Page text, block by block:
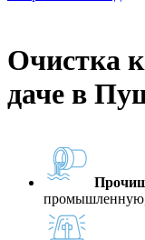
Очистка
даче в